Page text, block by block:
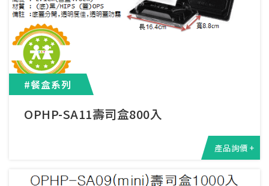
#餐盒系列
OPHP-SA11壽司盒800入
產品詢價 +